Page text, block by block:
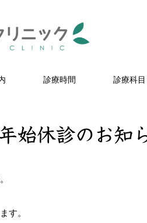
診療時間 診療科目
始休診のお知
す。